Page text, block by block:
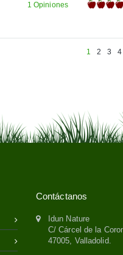
1 Opiniones
1 2 3 4
Contáctanos
Idun Nature
C/ Cárcel de la
47005, Valladolid.